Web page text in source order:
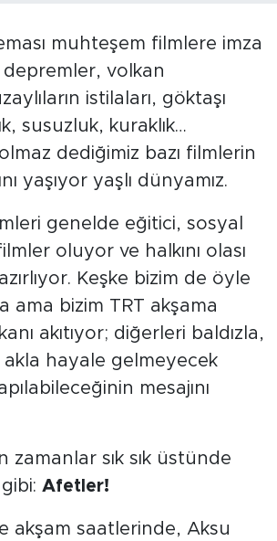
muhteşem filmlere imza
depremler, volkan
istilaları, göktaşı
susuzluk, kuraklık…
dediğimiz bazı filmlerin
yaşıyor yaşlı dünyamız.
genelde eğitici, sosyal
oluyor ve halkını olası
Keşke bizim de öyle
ama bizim TRT akşama
akıtıyor; diğerleri baldızla,
hayale gelmeyecek
mesajını
zamanlar sık sık üstünde
Afetler!
akşam saatlerinde, Aksu